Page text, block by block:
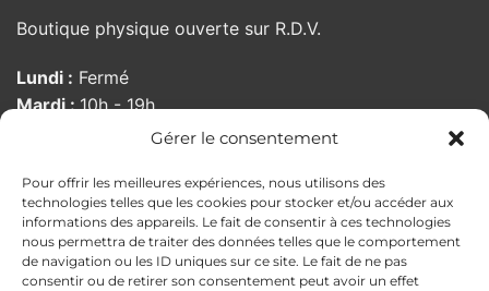
Gérer le consentement
Pour offrir les meilleures expériences, nous utilisons des
technologies telles que les cookies pour stocker et/ou accéder aux
informations des appareils. Le fait de consentir à ces technologies
nous permettra de traiter des données telles que le comportement
de navigation ou les ID uniques sur ce site. Le fait de ne pas
consentir ou de retirer son consentement peut avoir un effet
Boutique physique ouverte sur R.D.V.
Lundi : Fermé
Mardi :10h - 19h
10h - 19h
Vendredi :10:00 - 19h
Samedi :10h - 19h
Dimanche :Fermé